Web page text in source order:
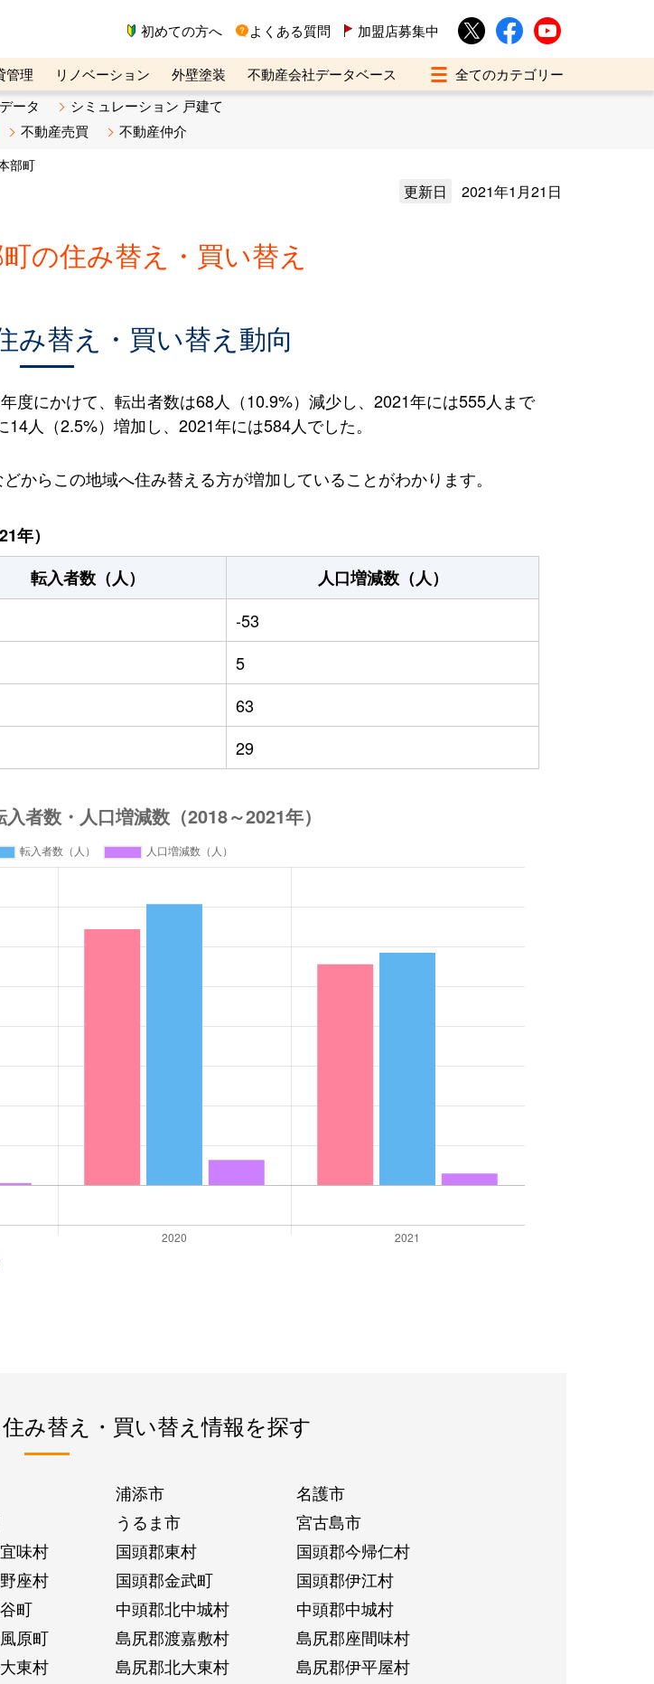
初めての方へ よくある質問 加盟店募集中
管理 リノベーション 外壁塗装
不動産会社データベース
ンBiz 不動産売却ご相談デスク
ータ
シミュレーション 戸建て
不動産売買 不動産仲介
部町
更新日 2021年1月21日
の住み替え・買い替え
み替え・買い替え動向
度にかけて、転出者数は68人（10.9%）減少し、2021年には555人まで
人（2.5%）増加し、2021年には584人でした。
からこの地域へ住み替える方が増加していることがわかります。
年）
転入者数（人）
人口増減数（人）
-53
5
63
29
み替え・買い替え情報を探す
浦添市
名護市
うるま市
宮古島市
味村 国頭郡東村
国頭郡今帰仁村
座村 国頭郡金武町
国頭郡伊江村
町 中頭郡北中城村
中頭郡中城村
原町 島尻郡渡嘉敷村
島尻郡座間味村
東村 島尻郡北大東村
島尻郡伊平屋村